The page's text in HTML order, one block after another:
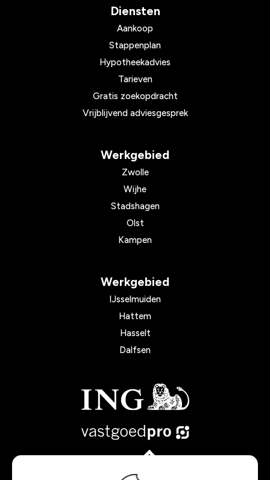
Diensten
Aankoop
Stappenplan
Hypotheekadvies
Tarieven
Gratis zoekopdracht
Vrijblijvend adviesgesprek
Werkgebied
Zwolle
Wijhe
Stadshagen
Olst
Kampen
Werkgebied
IJsselmuiden
Hattem
Hasselt
Dalfsen